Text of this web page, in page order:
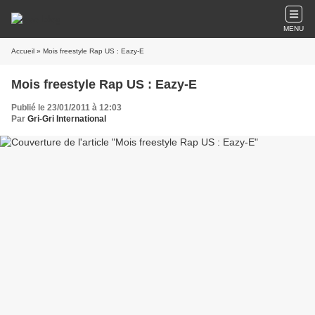
MENU
Accueil » Mois freestyle Rap US : Eazy-E
Mois freestyle Rap US : Eazy-E
Publié le 23/01/2011 à 12:03
Par Gri-Gri International